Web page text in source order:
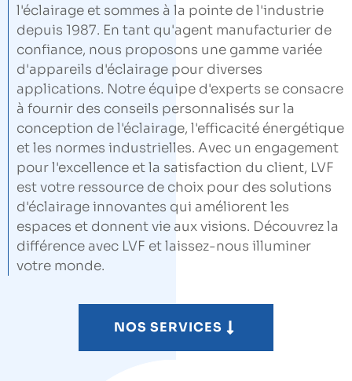
l'éclairage et sommes à la pointe de l'industrie
depuis 1987. En tant qu'agent manufacturier de
confiance, nous proposons une gamme variée
d'appareils d'éclairage pour diverses
applications. Notre équipe d'experts se consacre
à fournir des conseils personnalisés sur la
conception de l'éclairage, l'efficacité énergétique
et les normes industrielles. Avec un engagement
pour l'excellence et la satisfaction du client, LVF
est votre ressource de choix pour des solutions
d'éclairage innovantes qui améliorent les
espaces et donnent vie aux visions. Découvrez la
différence avec LVF et laissez-nous illuminer
votre monde.
NOS SERVICES